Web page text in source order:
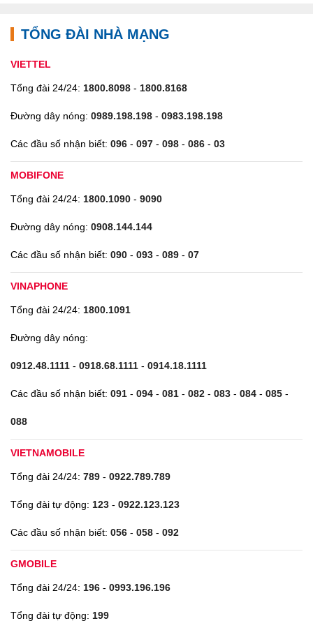
SIÊU THỊ SIM THẺ ĐẠI LÝ PHÂN PHỐI SIM SỐ ĐẸP
TỔNG ĐÀI NHÀ MẠNG
VIETTEL
Tổng đài 24/24: 1800.8098 - 1800.8168
Đường dây nóng: 0989.198.198 - 0983.198.198
Các đầu số nhận biết: 096 - 097 - 098 - 086 - 03
MOBIFONE
Tổng đài 24/24: 1800.1090 - 9090
Đường dây nóng: 0908.144.144
Các đầu số nhận biết: 090 - 093 - 089 - 07
VINAPHONE
Tổng đài 24/24: 1800.1091
Đường dây nóng:
0912.48.1111 - 0918.68.1111 - 0914.18.1111
Các đầu số nhận biết: 091 - 094 - 081 - 082 - 083 - 084 - 085 -
088
VIETNAMOBILE
Tổng đài 24/24: 789 - 0922.789.789
Tổng đài tự động: 123 - 0922.123.123
Các đầu số nhận biết: 056 - 058 - 092
GMOBILE
Tổng đài 24/24: 196 - 0993.196.196
Tổng đài tự động: 199